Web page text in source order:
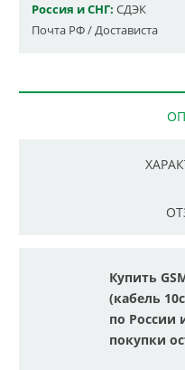
Россия и СНГ: СДЭК
Почта РФ / Достависта
Купить
(кабель
по России
покупки